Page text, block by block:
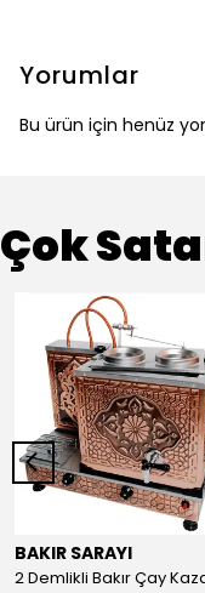
Yorumlar
Bu ürün için henüz
Çok
BAKIR SARAYI